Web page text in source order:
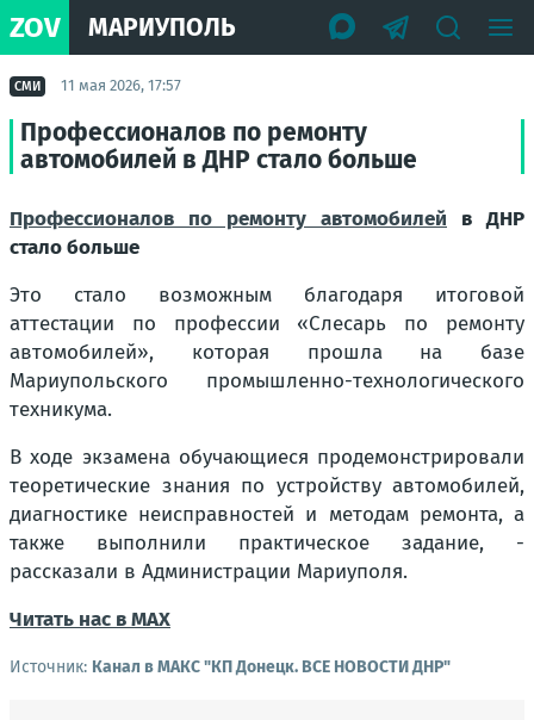
ZOV МАРИУПОЛЬ
СМИ 11 мая 2026, 17:57
Профессионалов по ремонту
автомобилей в ДНР стало больше
Профессионалов по ремонту автомобилей в ДНР
стало больше
Это стало возможным благодаря итоговой
аттестации по профессии «Слесарь по ремонту
автомобилей», которая прошла на базе
Мариупольского промышленно-технологического
техникума.
В ходе экзамена обучающиеся продемонстрировали
теоретические знания по устройству автомобилей,
диагностике неисправностей и методам ремонта, а
также выполнили практическое задание, -
рассказали в Администрации Мариуполя.
Читать нас в МАХ
Источник: Канал в МАКС "КП Донeцк. ВСЕ НОВОСТИ ДНР"